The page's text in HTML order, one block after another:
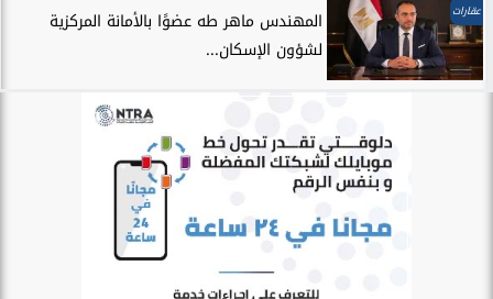
عقارات
المهندس ماهر طه عضوًا بالأمانة المركزية
لشؤون الإسكان...